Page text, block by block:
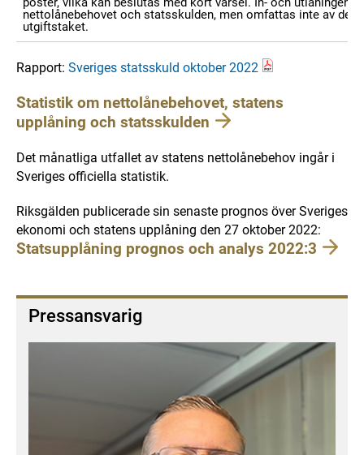
nettolånebehovet och statsskulden, men omfattas inte av det
utgiftstaket.
Rapport: Sveriges statsskuld oktober 2022
Statistik om nettolånebehovet, statens
upplåning och statsskulden
Det månatliga utfallet av statens nettolånebehov ingår i
Sveriges officiella statistik.
Riksgälden publicerade sin senaste prognos över Sveriges
ekonomi och statens upplåning den 27 oktober 2022:
Statsupplåning prognos och analys 2022:3
Pressansvarig